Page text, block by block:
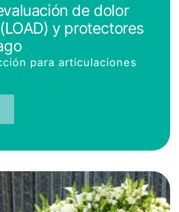
de dolor
y protectores
para articulaciones